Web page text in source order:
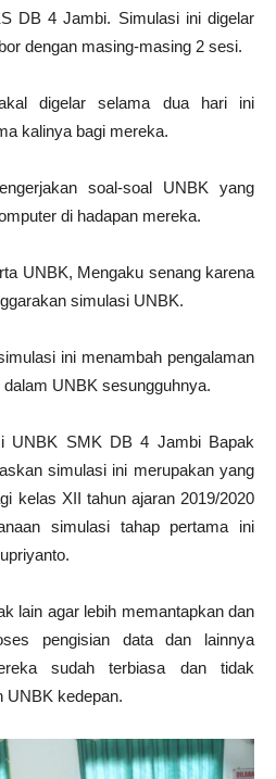
DB 4 Jambi. Simulasi ini digelar
dengan masing-masing 2 sesi.
digelar selama dua hari ini
kalinya bagi mereka.
soal-soal UNBK yang
di hadapan mereka.
UNBK, Mengaku senang karena
simulasi UNBK.
ini menambah pengalaman
UNBK sesungguhnya.
UNBK SMK DB 4 Jambi Bapak
simulasi ini merupakan yang
kelas XII tahun ajaran 2019/2020
simulasi tahap pertama ini
lain agar lebih memantapkan dan
pengisian data dan lainnya
sudah terbiasa dan tidak
UNBK kedepan.